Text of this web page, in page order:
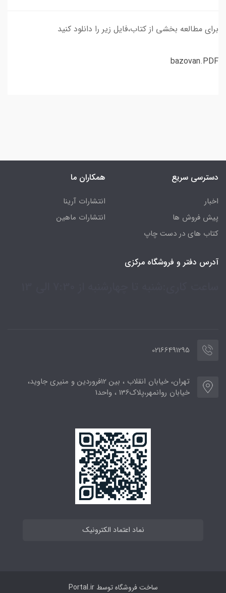
برای مطالعه بخشی از کتاب،فایل زیر را دانلود کنید
bazovan.PDF
دسترسی سریع
اخبار
پیش فروش ها
کتاب های در دست چاپ
همکاران ما
انتشارات آرینا
انتشارات ماهین
آدرس دفتر و فروشگاه مرکزی
02166491295
تهران، خیابان انقلاب ، بین 12فروردین و منیری جاوید،
خیابان روانمهر،پلاک136 ، واحد1
نماد اعتماد الکترونیک
ساخت فروشگاه توسطPortal.ir